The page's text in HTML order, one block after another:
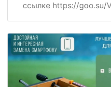
ссылке https://goo.su/